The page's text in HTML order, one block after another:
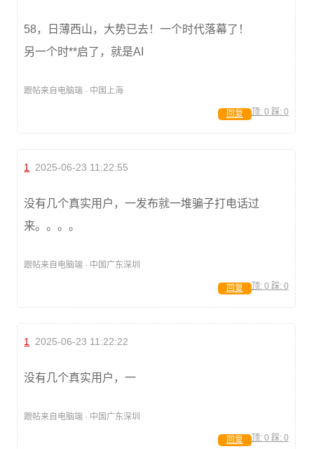
58，日薄西山，大势已去！一个时代落幕了！
另一个时**启了，就是AI
跟帖来自电脑端 · 中国上海
顶: 0 踩: 0
回复
1 2025-06-23 11:22:55
没有几个真实用户，一发布就一堆骗子打电话过
来。。。。
跟帖来自电脑端 · 中国广东深圳
顶: 0 踩: 0
回复
1 2025-06-23 11:22:22
没有几个真实用户，一
跟帖来自电脑端 · 中国广东深圳
顶: 0 踩: 0
回复